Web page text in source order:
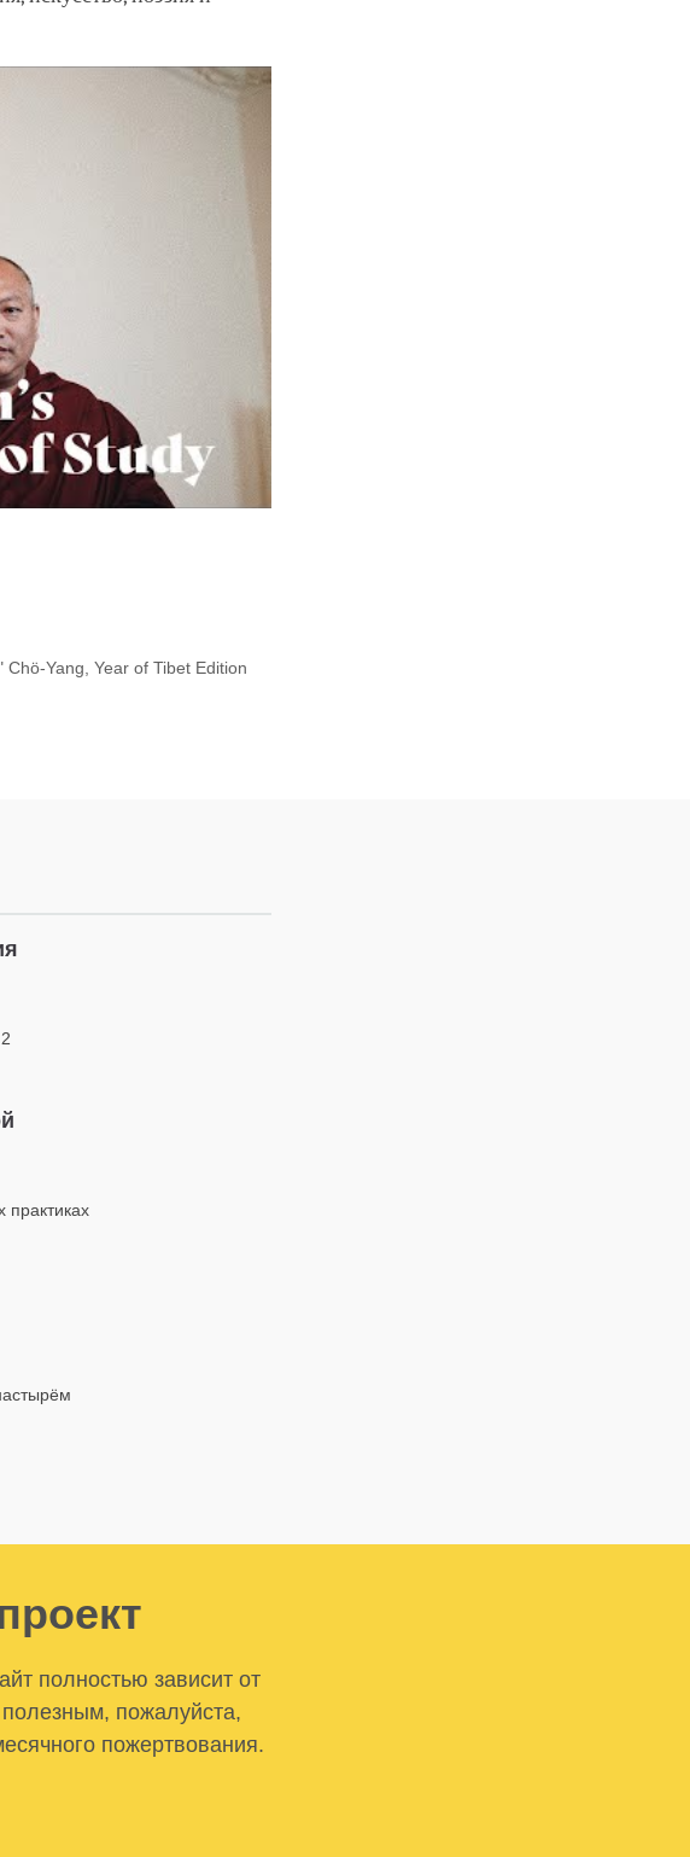
Yang, Year of Tibet Edition
практиках
полностью зависит от
пожалуйста,
пожертвования.